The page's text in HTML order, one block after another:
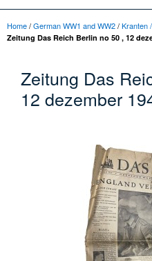
Home/German WW1 and WW2/Kranten
Zeitung Das Reich Berlin no 50 , 12
Zeitung Das
12 dezember